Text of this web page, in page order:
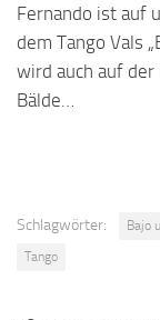
Fernando ist auf
dem Tango Vals
wird auch auf
Bälde…
Schlagwörter: Bajo
Tango